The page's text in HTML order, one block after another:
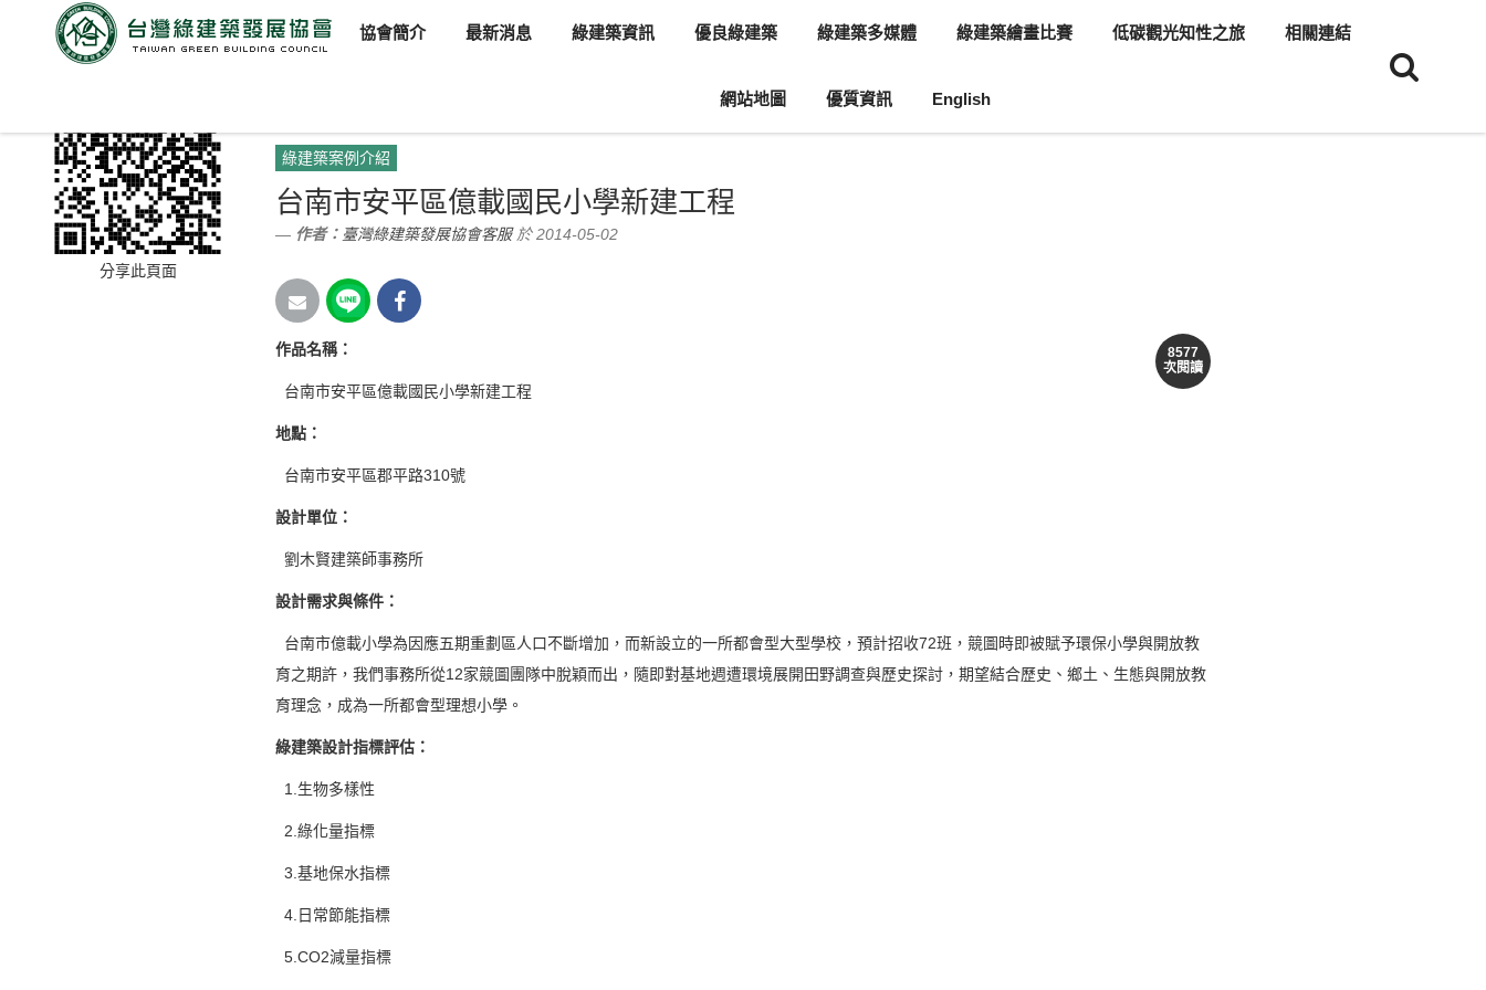
協會簡介 最新消息 綠建築資訊 優良綠建築 綠建築多媒體 綠建築繪畫比賽 低碳觀光知性之旅 相關連結
網站地圖 優質資訊 English
綠建築案例介紹
台南市安平區億載國民小學新建工程
作者： 臺灣綠建築發展協會客服於 2014-05-02
8577
次閱讀
作品名稱：
台南市安平區億載國民小學新建工程
地點：
台南市安平區郡平路310號
設計單位：
劉木賢建築師事務所
設計需求與條件：
台南市億載小學為因應五期重劃區人口不斷增加，而新設立的一所都會型大型學校，預計招收72班，競圖時即被賦予環保小學與開放教
育之期許，我們事務所從12家競圖團隊中脫穎而出，隨即對基地週遭環境展開田野調查與歷史探討，期望結合歷史、鄉土、生態與開放教
育理念，成為一所都會型理想小學。
綠建築設計指標評估：
1.生物多樣性
2.綠化量指標
3.基地保水指標
4.日常節能指標
5.CO2減量指標
分享此頁面